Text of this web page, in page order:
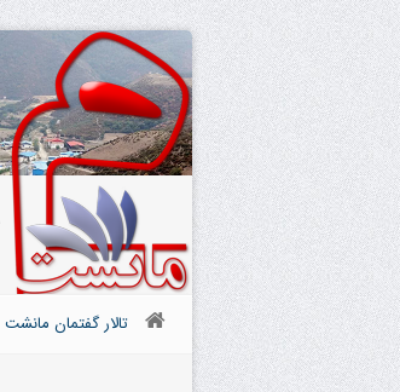
تالار گفتمان مانشت